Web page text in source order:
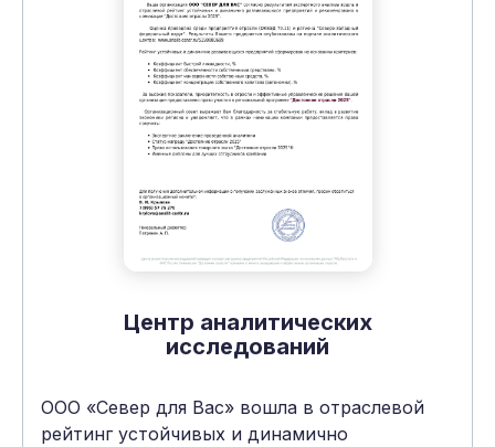
Центр аналитических
исследований
ООО «Север для Вас» вошла в отраслевой
рейтинг устойчивых и динамично